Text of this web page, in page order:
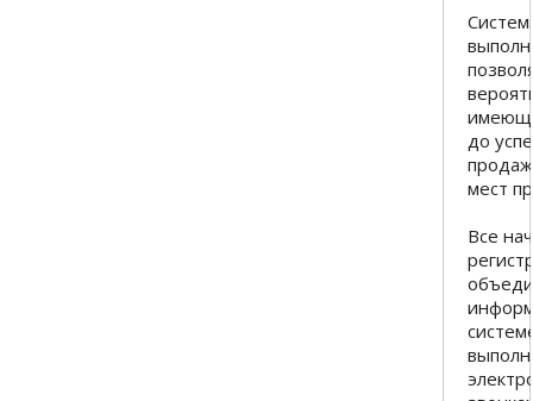
до
мест
Все